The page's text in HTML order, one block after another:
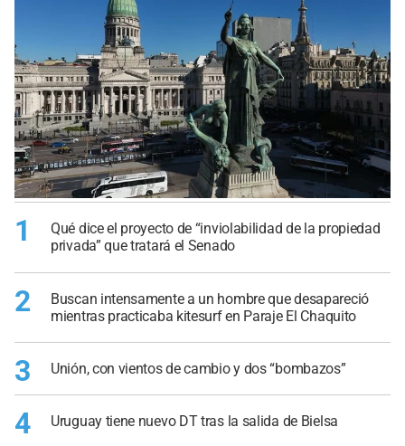
1
Qué dice el proyecto de “inviolabilidad de la propiedad
privada” que tratará el Senado
2
Buscan intensamente a un hombre que desapareció
mientras practicaba kitesurf en Paraje El Chaquito
3 Unión, con vientos de cambio y dos “bombazos”
4 Uruguay tiene nuevo DT tras la salida de Bielsa